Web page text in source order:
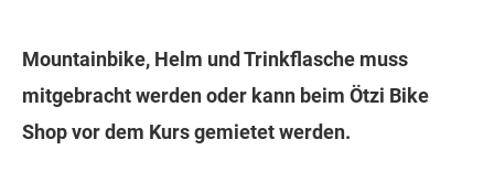
Mountainbike, Helm und Trinkflasche muss
mitgebracht werden oder kann beim Ötzi Bike
Shop vor dem Kurs gemietet werden.